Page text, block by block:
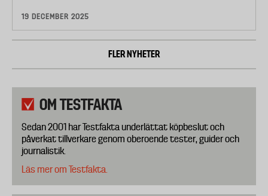
19 DECEMBER 2025
FLER NYHETER
OM TESTFAKTA
Sedan 2001 har Testfakta underlättat köpbeslut och
påverkat tillverkare genom oberoende tester, guider och
journalistik.
Läs mer om Testfakta.